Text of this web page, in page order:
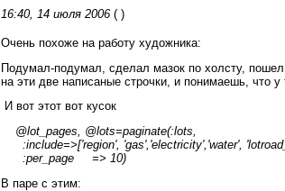
16:40, 14 июля 2006 ( )
Очень похоже на работу художника:
Подумал-подумал, сделал мазок по холсту,
на эти две написаные строчки, и понимаешь, что
И вот этот вот кусок
@lot_pages, @lots=paginate(:lots,
:include=>['region', 'gas','electricity','water',
:per_page => 10)
В паре с этим: